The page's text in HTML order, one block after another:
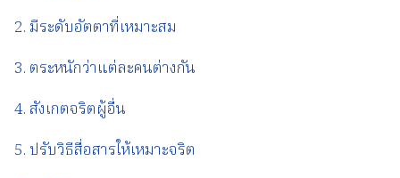
2. มีระดับอัตตาที่เหมาะสม
3. ตระหนักว่าแต่ละคนต่างกัน
4. สังเกตจริตผู้อื่น
5. ปรับวิธีสื่อสารให้เหมาะจริต